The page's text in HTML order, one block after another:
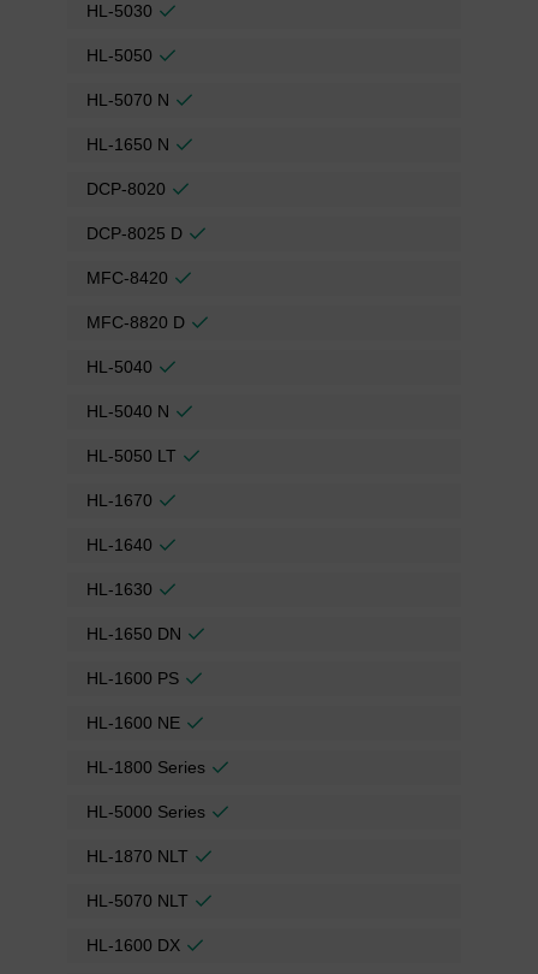
HL-5030
HL-5050
HL-5070 N
HL-1650 N
DCP-8020
DCP-8025 D
MFC-8420
MFC-8820 D
HL-5040
HL-5040 N
HL-5050 LT
HL-1670
HL-1640
HL-1630
HL-1650 DN
HL-1600 PS
HL-1600 NE
HL-1800 Series
HL-5000 Series
HL-1870 NLT
HL-5070 NLT
HL-1600 DX